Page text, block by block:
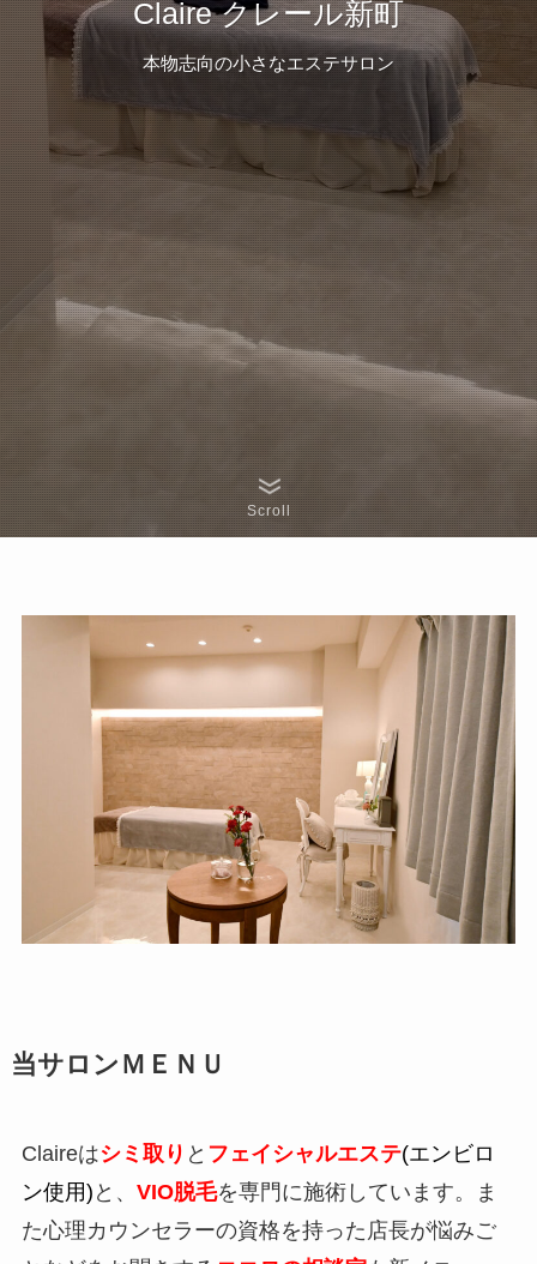
Claire クレール新町
本物志向の小さなエステサロン
Scroll
当サロンＭＥＮＵ
Claireはシミ取り と フェイシャルエステ(エンビロ
ン使用) と、 VIO脱毛を専門に施術しています。ま
た心理カウンセラーの資格を持った店長が悩みご